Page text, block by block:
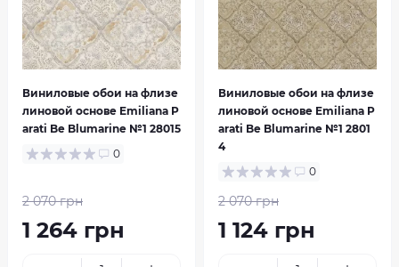
Виниловые обои на флизе
линовой основе Emiliana P
arati Be Blumarine №1 28015
0
2 070 грн
1 264 грн
Виниловые обои на флизе
линовой основе Emiliana P
arati Be Blumarine №1 2801
4
0
2 070 грн
1 124 грн